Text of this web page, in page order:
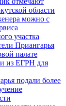
области
можно с
участка
Приангарья
палате
из ЕГРН для
подали более